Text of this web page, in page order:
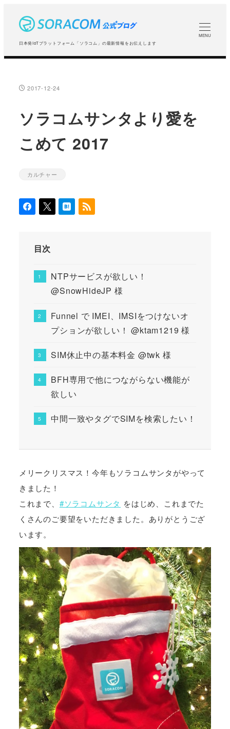
コ
日本発IoTプラットフォーム「ソラコム」の最新情報をお伝えします
MENU
投稿日
2017-12-24
ソラコムサンタより愛を
こめて 2017
カテゴリー
カルチャー
目次
NTPサービスが欲しい！
@SnowHideJP 様
Funnel で IMEI、IMSIをつけないオ
プションが欲しい！ @ktam1219 様
SIM休止中の基本料金 @twk 様
BFH専用で他につながらない機能が
欲しい
中間一致やタグでSIMを検索したい！
メリークリスマス！今年もソラコムサンタがやって
きました！
これまで、 #ソラコムサンタ をはじめ、これまでた
くさんのご要望をいただきました。ありがとうござ
います。